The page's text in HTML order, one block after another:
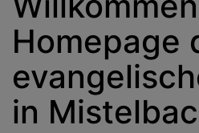
Homepage
in